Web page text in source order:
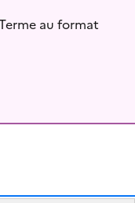
au format